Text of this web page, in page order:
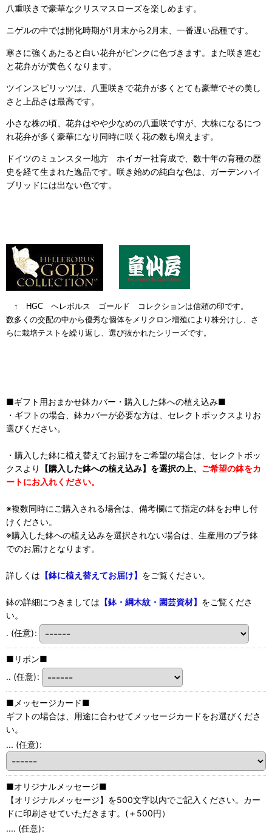
八重咲きで豪華なクリスマスローズを楽しめます。
ニゲルの中では開化時期が1月末から2月末、一番遅い品種です。
寒さに強くあたると白い花弁がピンクに色づきます。また咲き進む
と花弁がが黄色くなります。
ツインスピリッツは、八重咲きで花弁が多くとても豪華でその美し
さと上品さは最高です。
小さな株の頃、花弁はやや少なめの八重咲ですが、大株になるにつ
れ花弁が多く豪華になり同時に咲く花の数も増えます。
ドイツのミュンスター地方 ホイガー社育成で、数十年の育種の歴
史を経て生まれた逸品です。咲き始めの純白な色は、ガーデンハイ
ブリッドには出ない色です。
↑
HGC ヘレボルス ゴールド コレクションは信頼の印です。
数多くの交配の中から優秀な個体をメリクロン増殖により株分けし、さ
らに栽培テストを繰り返し、選び抜かれたシリーズです。
■ギフト用おまかせ鉢カバー・購入した鉢への植え込み■
・ギフトの場合、鉢カバーが必要な方は、セレクトボックスよりお
選びください。
・購入した鉢に植え替えてお届けをご希望の場合は、セレクトボッ
クスより
【購入した鉢への植え込み】を選択の上、 ご希望の鉢をカ
ートにお入れください。
※複数同時にご購入される場合は、備考欄にて指定の鉢をお申し付
けください。
※購入した鉢への植え込みを選択されない場合は、生産用のプラ鉢
でのお届けとなります。
詳しくは 【鉢に植え替えてお届け】 をご覧ください。
鉢の詳細につきましては 【鉢・綱木紋・園芸資材】 をご覧くださ
い。
. (任意):
■リボン■
.. (任意):
■メッセージカード■
ギフトの場合は、用途に合わせてメッセージカードをお選びくださ
い。
... (任意):
■オリジナルメッセージ■
【オリジナルメッセージ】を500文字以内でご記入ください。カー
ドに印刷させていただきます。(＋500円）
.... (任意):